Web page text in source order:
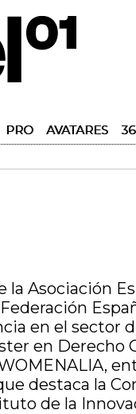
PRO AVATARES
la Asociación
en el sector
en
destaca la
de la